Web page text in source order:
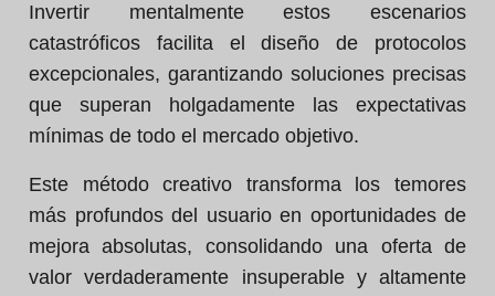
Invertir mentalmente estos escenarios
catastróficos facilita el diseño de protocolos
excepcionales, garantizando soluciones precisas
que superan holgadamente las expectativas
mínimas de todo el mercado objetivo.
Este método creativo transforma los temores
más profundos del usuario en oportunidades de
mejora absolutas, consolidando una oferta de
valor verdaderamente insuperable y altamente